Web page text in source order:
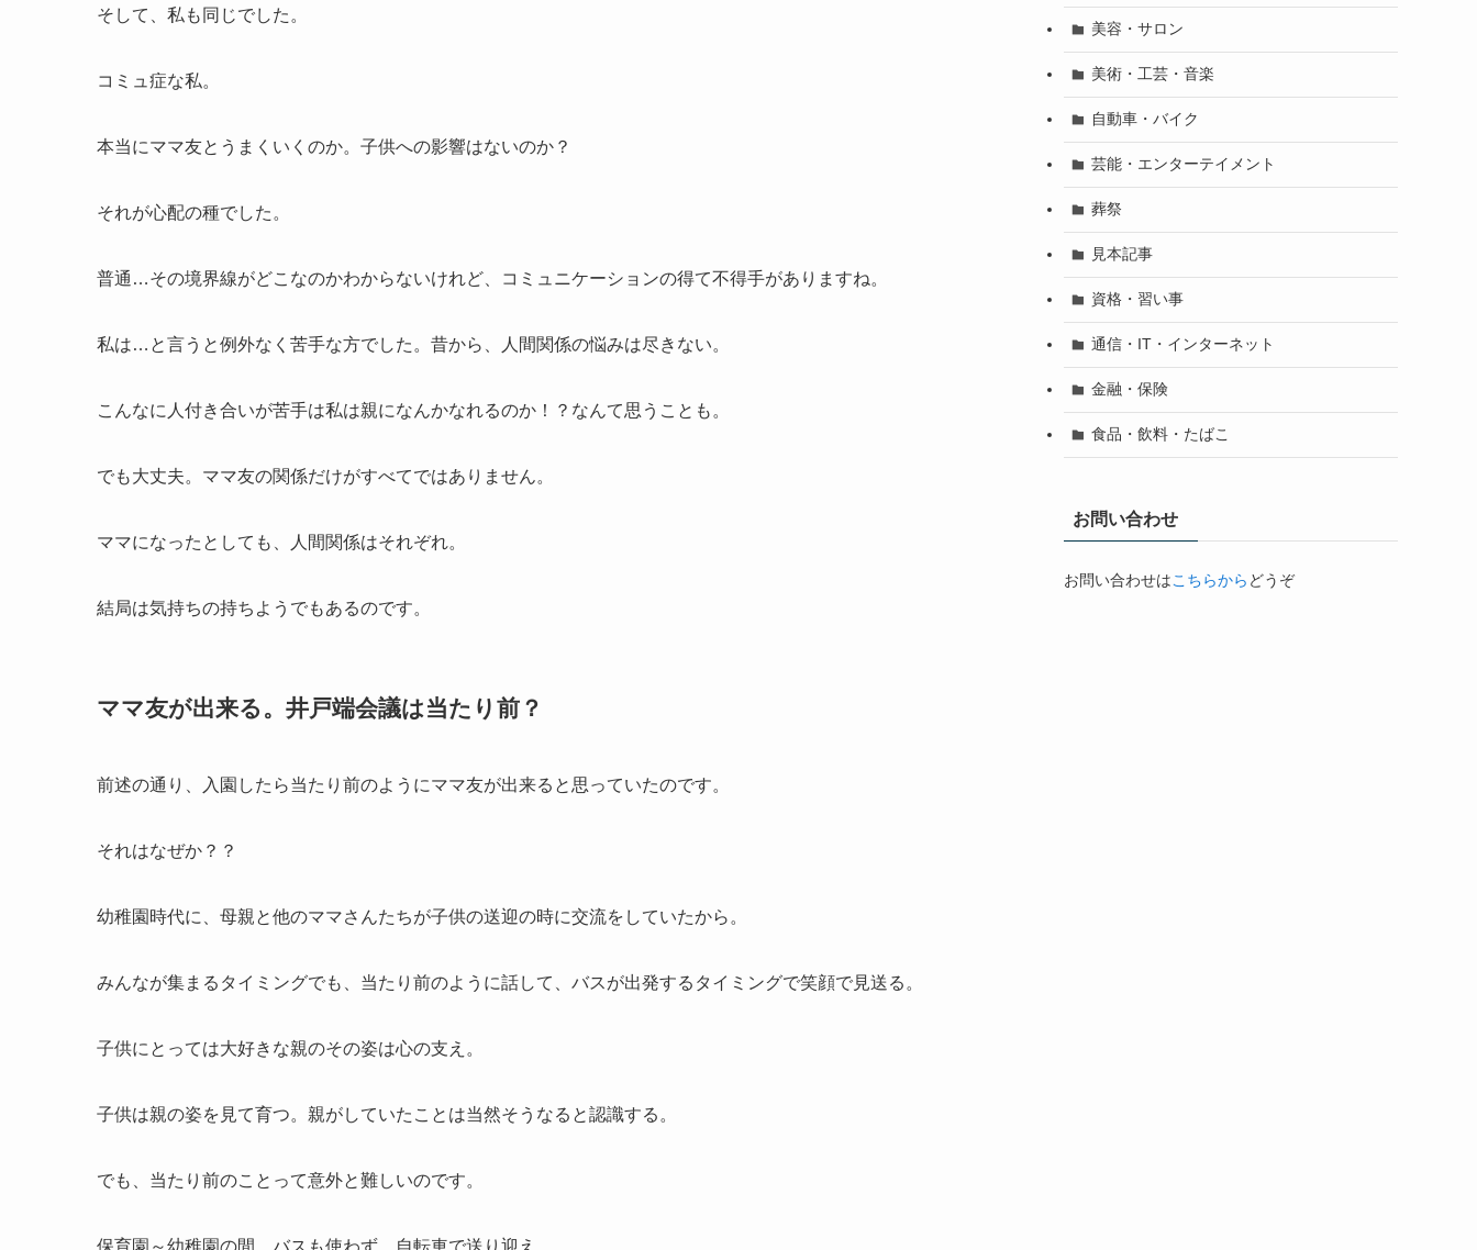
そして、私も同じでした。
コミュ症な私。
本当にママ友とうまくいくのか。子供への影響はないのか？
それが心配の種でした。
普通…その境界線がどこなのかわからないけれど、コミュニケーションの得て不得手がありますね。
私は…と言うと例外なく苦手な方でした。昔から、人間関係の悩みは尽きない。
こんなに人付き合いが苦手は私は親になんかなれるのか！？なんて思うことも。
でも大丈夫。ママ友の関係だけがすべてではありません。
ママになったとしても、人間関係はそれぞれ。
結局は気持ちの持ちようでもあるのです。
ママ友が出来る。井戸端会議は当たり前？
前述の通り、入園したら当たり前のようにママ友が出来ると思っていたのです。
それはなぜか？？
幼稚園時代に、母親と他のママさんたちが子供の送迎の時に交流をしていたから。
みんなが集まるタイミングでも、当たり前のように話して、バスが出発するタイミングで笑顔で見送る。
子供にとっては大好きな親のその姿は心の支え。
子供は親の姿を見て育つ。親がしていたことは当然そうなると認識する。
でも、当たり前のことって意外と難しいのです。
保育園～幼稚園の間。バスも使わず、自転車で送り迎え。
美容・サロン
美術・工芸・音楽
自動車・バイク
芸能・エンターテイメント
葬祭
見本記事
資格・習い事
通信・IT・インターネット
金融・保険
食品・飲料・たばこ
お問い合わせ
お問い合わせはこちらから どうぞ